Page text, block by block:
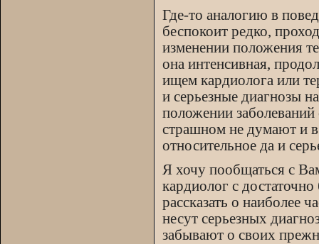
Где-то аналогию в
беспокоит редко,
изменении положения
она интенсивная,
ищем кардиолога или
и серьезные диагнозы
положении
страшном не думают и
относительное да и
Я хочу пообщаться с
кардиолог с
рассказать о наиболее
несут серьезных
забывают о своих